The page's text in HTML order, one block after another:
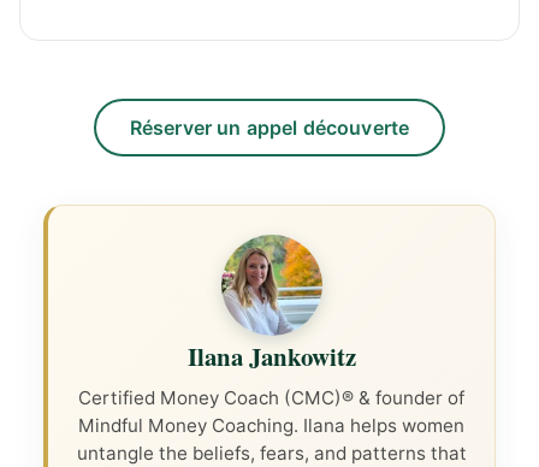
Réserver un appel découverte
Ilana Jankowitz
Certified Money Coach (CMC)® & founder of
Mindful Money Coaching. Ilana helps women
untangle the beliefs, fears, and patterns that